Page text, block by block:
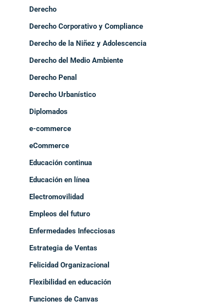
Derecho
Derecho Corporativo y Compliance
Derecho de la Niñez y Adolescencia
Derecho del Medio Ambiente
Derecho Penal
Derecho Urbanístico
Diplomados
e-commerce
eCommerce
Educación continua
Educación en línea
Electromovilidad
Empleos del futuro
Enfermedades Infecciosas
Estrategia de Ventas
Felicidad Organizacional
Flexibilidad en educación
Funciones de Canvas